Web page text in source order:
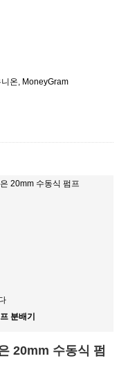
니온, MoneyGram
20mm 수동식 펌프
분배기
20mm 수동식 펌